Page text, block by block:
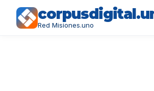
Red Misiones.uno